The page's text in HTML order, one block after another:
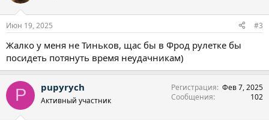
Июн 19, 2025 #3
Жалко у меня не Тиньков, щас бы в Фрод рулетке бы
посидеть потянуть время неудачникам)
P pupyrych
Активный участник
Регистрация Фев 7, 2025
Сообщения
102